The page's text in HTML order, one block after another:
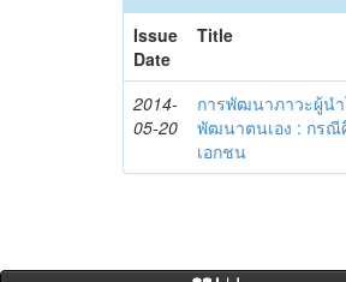
Issue
Date
Title
2014-
05-20
การพัฒนาภาวะผู้น
พัฒนาตนเอง : กรณี
เอกชน